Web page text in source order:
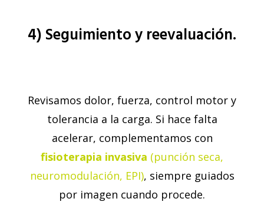
4) Seguimiento y reevaluación.
Revisamos dolor, fuerza, control motor y
tolerancia a la carga. Si hace falta
acelerar, complementamos con
fisioterapia invasiva (punción seca,
neuromodulación, EPI), siempre guiados
por imagen cuando procede.